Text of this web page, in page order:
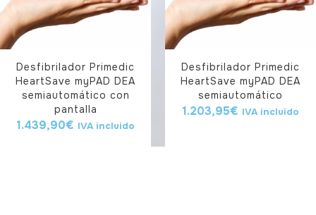
Desfibrilador Primedic
HeartSave myPAD DEA
semiautomático con
pantalla
1.439,90€ IVA incluido
Desfibrilador Primedic
HeartSave myPAD DEA
semiautomático
1.203,95€ IVA incluido